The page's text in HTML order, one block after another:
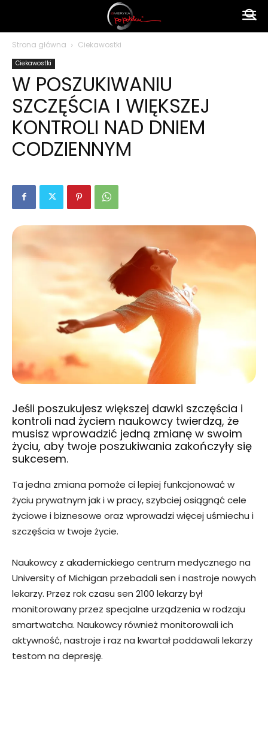
polsku
Strona główna Ciekawostki
Ciekawostki
W POSZUKIWANIU
SZCZĘŚCIA I WIĘKSZEJ
KONTROLI NAD DNIEM
CODZIENNYM
Jeśli poszukujesz większej dawki szczęścia i
kontroli nad życiem naukowcy twierdzą, że
musisz wprowadzić jedną zmianę w swoim
życiu, aby twoje poszukiwania zakończyły się
sukcesem.
Ta jedna zmiana pomoże ci lepiej funkcjonować w
życiu prywatnym jak i w pracy, szybciej osiągnąć cele
życiowe i biznesowe oraz wprowadzi więcej uśmiechu i
szczęścia w twoje życie.
Naukowcy z akademickiego centrum medycznego na
University of Michigan przebadali sen i nastroje nowych
lekarzy. Przez rok czasu sen 2100 lekarzy był
monitorowany przez specjalne urządzenia w rodzaju
smartwatcha. Naukowcy również monitorowali ich
aktywność, nastroje i raz na kwartał poddawali lekarzy
testom na depresję.